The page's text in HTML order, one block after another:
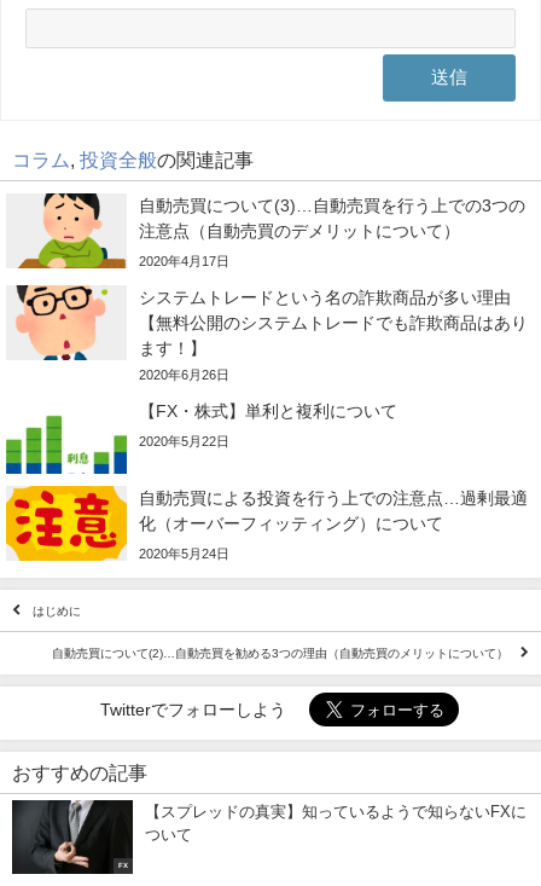
コラム, 投資全般の関連記事
自動売買について(3)…自動売買を行う上での3つの
注意点（自動売買のデメリットについて）
2020年4月17日
システムトレードという名の詐欺商品が多い理由
【無料公開のシステムトレードでも詐欺商品はあり
ます！】
2020年6月26日
【FX・株式】単利と複利について
2020年5月22日
自動売買による投資を行う上での注意点…過剰最適
化（オーバーフィッティング）について
2020年5月24日
はじめに
自動売買について(2)…自動売買を勧める3つの理由（自動売買のメリットについて）
Twitterでフォローしよう
おすすめの記事
FX
【スプレッドの真実】知っているようで知らないFXに
ついて